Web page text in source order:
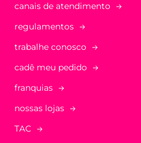
canais de atendimento
regulamentos
trabalhe conosco
cadê meu pedido
franquias
nossas lojas
TAC